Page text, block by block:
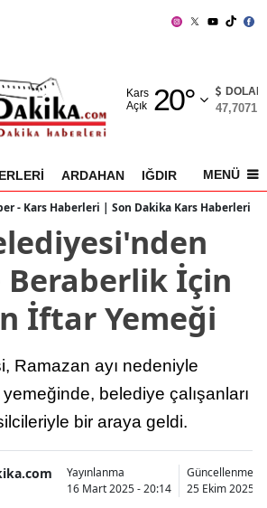
Kars
Açık 20°
Adıyaman
Ağrı
Amasya
Ankara
Antalya
Artvin
Balıkesir
Bilecik
Bingöl
Bitlis
DOLAR
47,7071
ARDAHAN IĞDIR AKYAKA
MENÜ
- Kars Haberleri | Son Dakika Kars Haberleri
Beraberlik İçin
İftar Yemeği
Ramazan ayı nedeniyle
belediye çalışanları
bir araya geldi.
Yayınlanma
16 Mart 2025 - 20:14
Güncellenme
25 Ekim 2025 -